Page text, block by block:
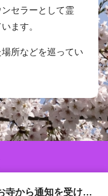
セラーとして霊
ます。
所などを巡ってい
ライバシーポリシー四葉の霊視と神社とお寺から通知を受け取る